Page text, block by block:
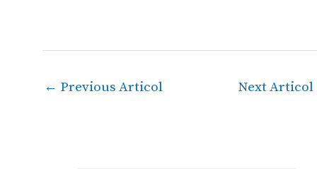
← Previous Articol Next Articol